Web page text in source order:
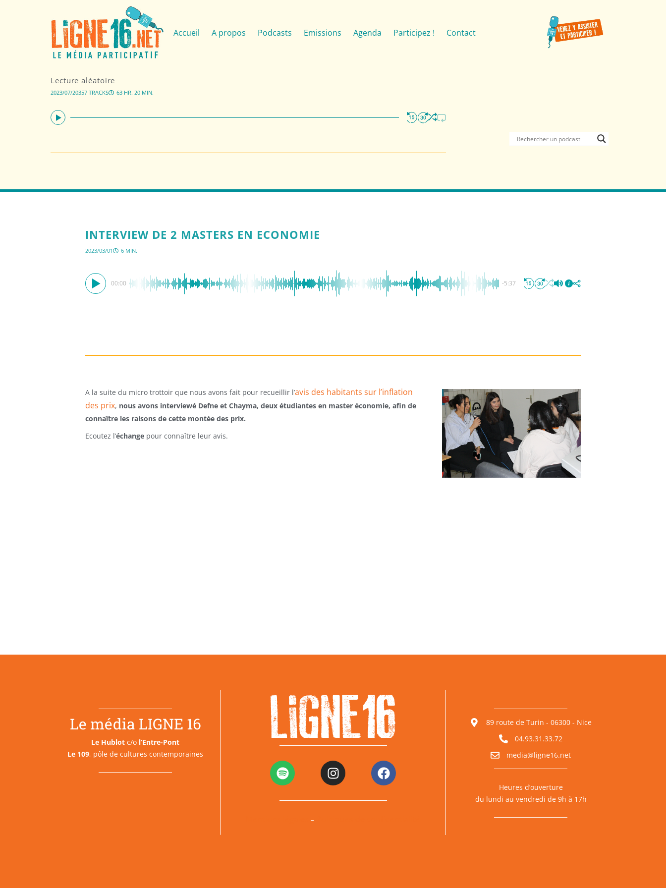
Accueil A propos Podcasts Emissions Agenda Participez ! Contact
Lecture aléatoire
2023/07/20357 TRACKS 63 HR. 20 MIN.
INTERVIEW DE 2 MASTERS EN ECONOMIE
2023/03/01 6 MIN.
00:00 -5:37
A la suite du micro trottoir que nous avons fait pour recueillir l’avis des habitants sur l’inflation
des prix, nous avons interviewé Defne et Chayma, deux étudiantes en master économie, afin de
connaître les raisons de cette montée des prix.
Ecoutez l’échange pour connaître leur avis.
Le média LIGNE 16
Le Hublot c/o l’Entre-Pont
Le 109, pôle de cultures contemporaines
–
89 route de Turin - 06300 - Nice
04.93.31.33.72
media@ligne16.net
Heures d’ouverture
du lundi au vendredi de 9h à 17h